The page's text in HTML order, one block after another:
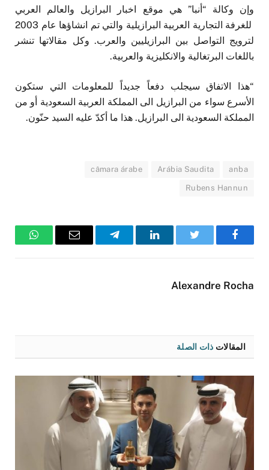
وإن وكالة “أنبا” هي موقع اخبار البرازيل والعالم العربي
للغرفة التجارية العربية البرازيلية والتي تم انشاؤها عام 2003
لترويج التواصل بين البرازيليين والعرب. وكل مقالاتها تنشر
باللغات البرتغالية والانكليزية والعربية.
“هذا الاتفاق سيجلب دفعاً جديداً للمعلومات التي ستكون
الأسرع سواء من البرازيل الى المملكة العربية السعودية أو من
المملكة السعودية الى البرازيل. هذا ما أكدّ عليه السيد حنّون.
anba
Arábia Saudita
câmara árabe
Rubens Hannun
فيسبوك تويتر لينكدإن تيلقرام
البريد
واتساب
Alexandre Rocha
المقالات ذات الصلة